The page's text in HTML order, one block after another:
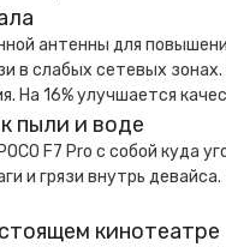
антенны для
в слабых сетевых
На 16% улучшается
пыли и воде
F7 Pro с собой куда
и грязи внутрь
кинотеатре